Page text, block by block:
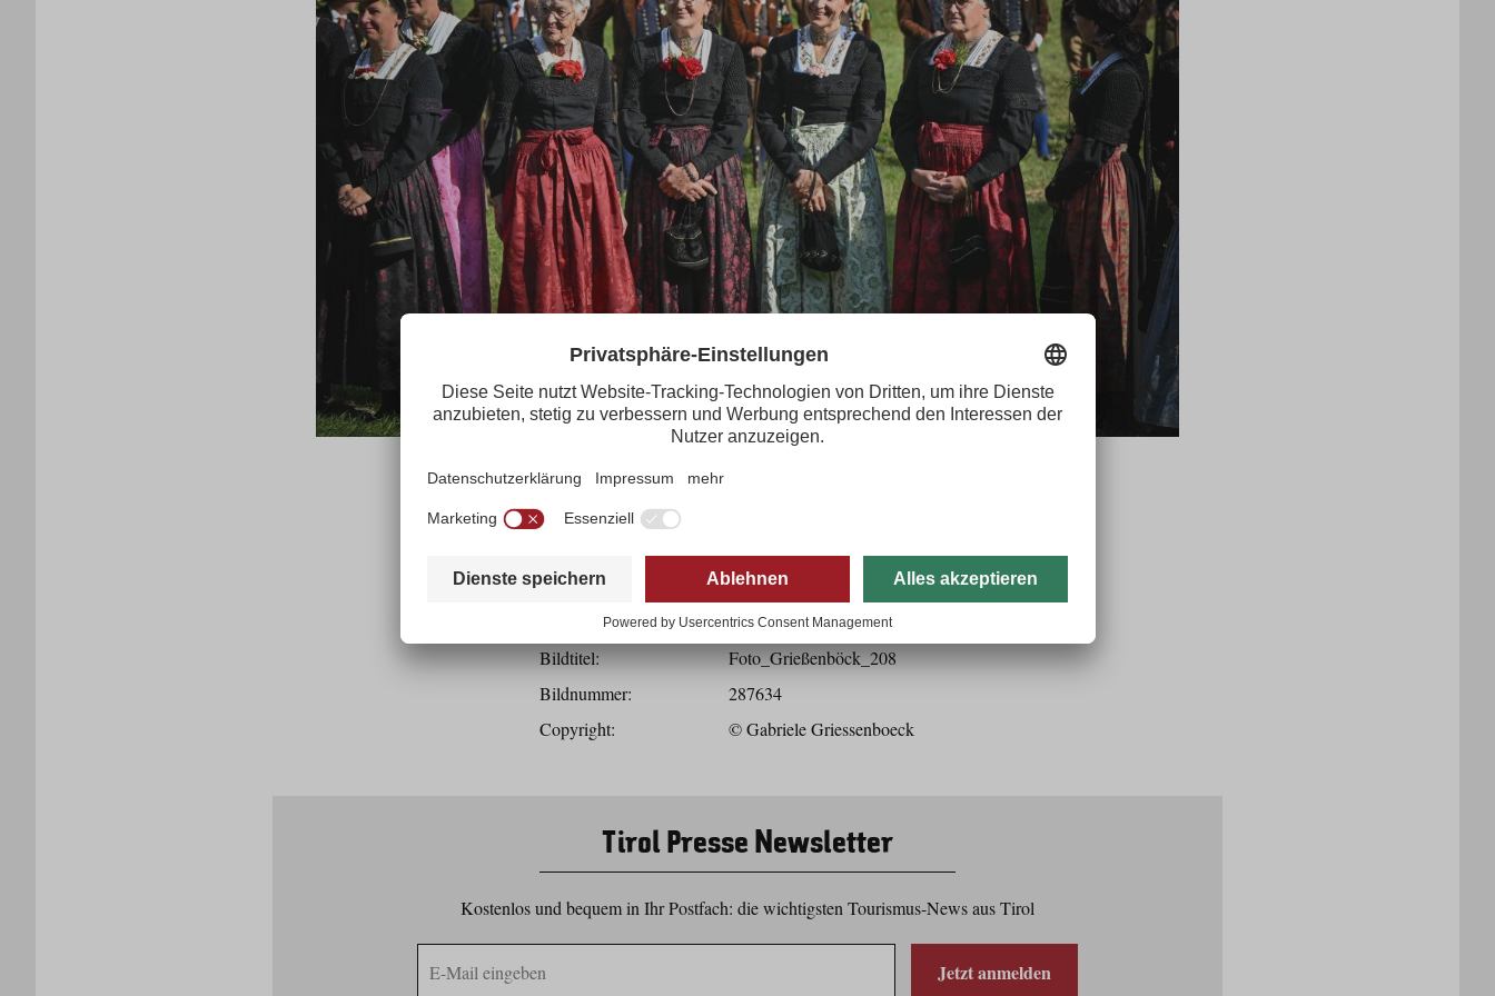
Bilddaten
Bildtitel:
Foto_Grießenböck_208
Bildnummer:
287634
Copyright:
© Gabriele Griessenboeck
Tirol Presse Newsletter
Kostenlos und bequem in Ihr Postfach: die wichtigsten Tourismus-News aus Tirol
Mail
Jetzt anmelden